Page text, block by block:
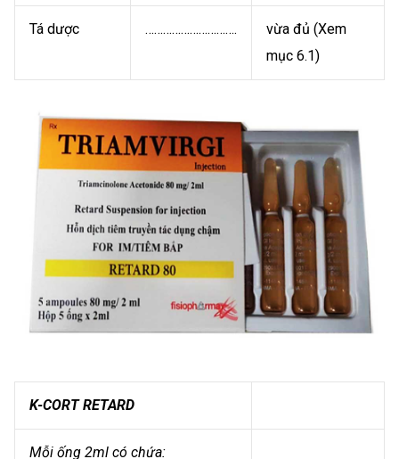
Tá dược ………………………….
vừa đủ (Xem
mục 6.1)
K-CORT RETARD
Mỗi ống 2ml có chứa: